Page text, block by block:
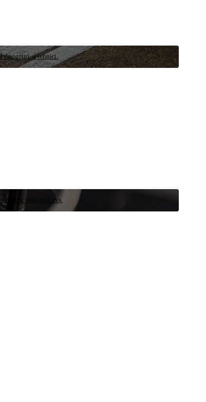
designuri și tehnici.
pentru vehiculul dvs.